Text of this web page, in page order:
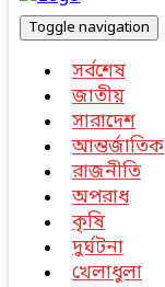
Toggle navigation
সর্বশেষ
জাতীয়
সারাদেশ
আন্তর্জাতিক
রাজনীতি
অপরাধ
কৃষি
দুর্ঘটনা
খেলাধুলা